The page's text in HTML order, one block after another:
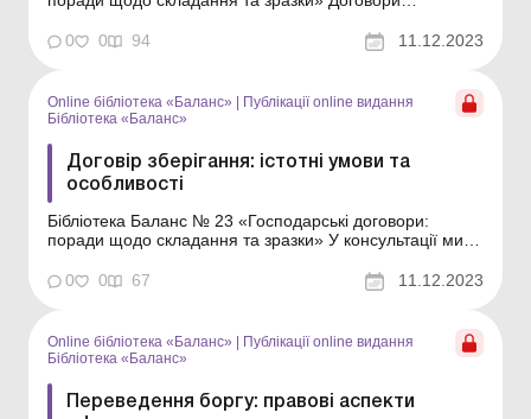
господарській діяльності, коли необхідно, щоб
посередник діяв від імені довірителя. Наприклад, вони
(розп...
0 0 94 11.12.2023
Online бібліотека «Баланс» | Публікації online видання
Бібліотека «Баланс»
Договір зберігання: істотні умови та
особливості
Бібліотека Баланс № 23 «Господарські договори:
поради щодо складання та зразки» У консультації ми
зберігання. Зокрема, відповімо на такі запитання: які
істотні умови сторони повинні прописати в договорі
0 0 67 11.12.2023
Online бібліотека «Баланс»
Публікації online видання
Бібліотека «Баланс»
Переведення боргу: правові аспекти